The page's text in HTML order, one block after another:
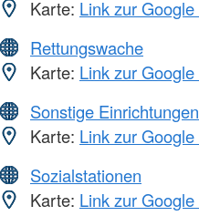
Karte: Link zur
Rettungswache
Karte: Link zur
Sonstige Einrichtungen
Karte: Link zur
Sozialstationen
Karte: Link zur